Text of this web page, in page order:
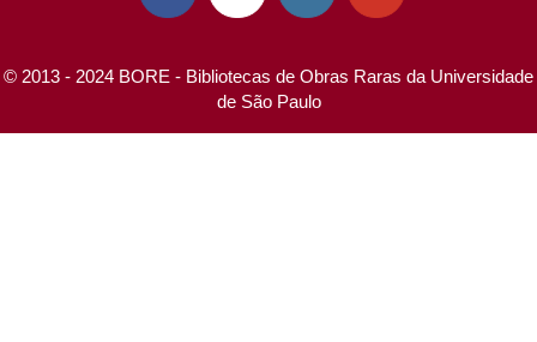
© 2013 - 2024 BORE - Bibliotecas de Obras Raras da Universidade
de São Paulo